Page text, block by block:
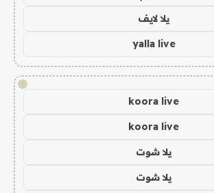
يلا لايف
yalla live
!
koora live
koora live
يلا شوت
يلا شوت